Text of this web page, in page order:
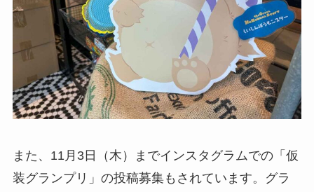
また、11月3日（木）までインスタグラムでの「仮
装グランプリ」の投稿募集もされています。グラ